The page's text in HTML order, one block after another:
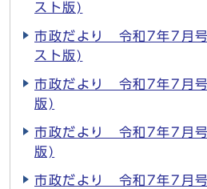
スト版)
市政だより 令和7年7月
スト版)
市政だより 令和7年7月
版)
市政だより 令和7年7月
版)
市政だより 令和7年7月